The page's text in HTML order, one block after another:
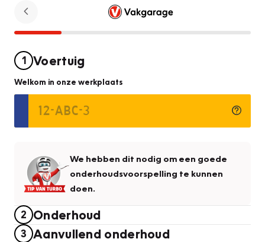
1 Voertuig
Welkom in onze werkplaats
We hebben dit nodig om een goede
onderhoudsvoorspelling te kunnen
doen.
2 Onderhoud
3 Aanvullend onderhoud